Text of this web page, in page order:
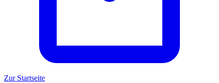
Zur Startseite